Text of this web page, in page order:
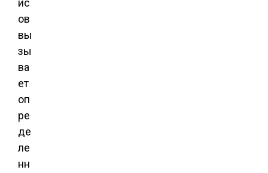
ис
ов
вы
зы
ва
ет
оп
ре
де
ле
нн